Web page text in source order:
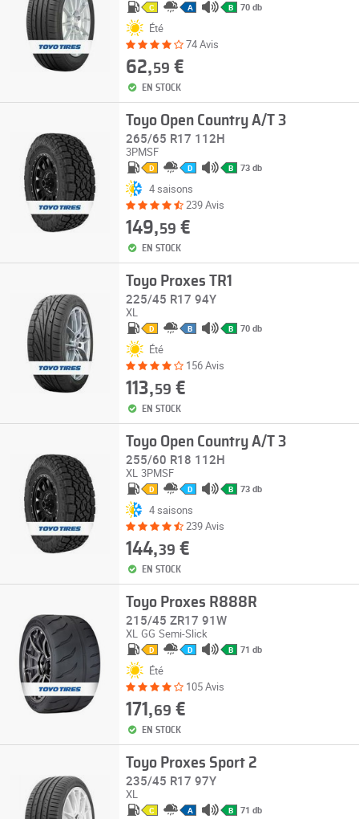
C A B 70 db
Été
74 Avis
62,59 €
EN STOCK
Toyo Open Country A/T 3
265/65 R17 112H
3PMSF
D D B 73 db
4 saisons
239 Avis
149,59 €
EN STOCK
Toyo Proxes TR1
225/45 R17 94Y
XL
D B B 70 db
Été
156 Avis
113,59 €
EN STOCK
Toyo Open Country A/T 3
255/60 R18 112H
XL 3PMSF
D D B 73 db
4 saisons
239 Avis
144,39 €
EN STOCK
Toyo Proxes R888R
215/45 ZR17 91W
XL GG Semi-Slick
D D B 71 db
Été
105 Avis
171,69 €
EN STOCK
Toyo Proxes Sport 2
235/45 R17 97Y
XL
C A B 71 db